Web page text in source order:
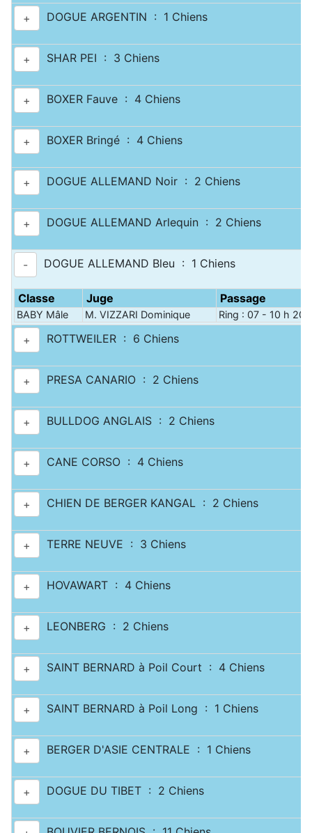
+ DOGUE ARGENTIN : 1 Chiens
+ SHAR PEI : 3 Chiens
+ BOXER Fauve : 4 Chiens
+ BOXER Bringé : 4 Chiens
+ DOGUE ALLEMAND Noir : 2 Chiens
+ DOGUE ALLEMAND Arlequin : 2 Chiens
- DOGUE ALLEMAND Bleu : 1 Chiens
Classe Juge Passage
BABY Mâle M. VIZZARI Dominique Ring : 07 - 10 h 20
+ ROTTWEILER : 6 Chiens
+ PRESA CANARIO : 2 Chiens
+ BULLDOG ANGLAIS : 2 Chiens
+ CANE CORSO : 4 Chiens
+ CHIEN DE BERGER KANGAL : 2 Chiens
+ TERRE NEUVE : 3 Chiens
+ HOVAWART : 4 Chiens
+ LEONBERG : 2 Chiens
+ SAINT BERNARD à Poil Court : 4 Chiens
+ SAINT BERNARD à Poil Long : 1 Chiens
+ BERGER D'ASIE CENTRALE : 1 Chiens
+ DOGUE DU TIBET : 2 Chiens